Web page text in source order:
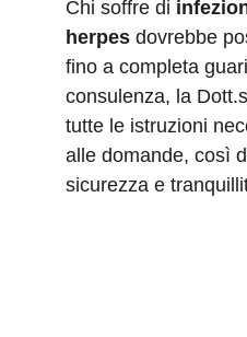
Chi soffre di
herpes dovrebbe
fino a completa
consulenza, la
tutte le istruzioni
alle domande, così
sicurezza e